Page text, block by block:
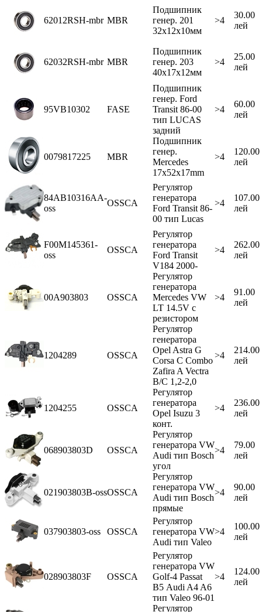
62012RSH-mbr MBR
Подшипник
генер. 201
32x12x10мм
>4
30.00
лей
62032RSH-mbr MBR
Подшипник
генер. 203
40x17x12мм
>4
25.00
лей
95VB10302 FASE
Подшипник
генер. Ford
Transit 86-00
тип LUCAS
задний
>4
60.00
лей
0079817225 MBR
Подшипник
генер.
Mercedes
17x52x17mm
>4
120.00
лей
84AB10316AA-
oss
OSSCA
Регулятор
генератора
Ford Transit 86-
00 тип Lucas
>4
107.00
лей
F00M145361-
oss
OSSCA
Регулятор
генератора
Ford Transit
V184 2000-
>4
262.00
лей
00A903803 OSSCA
Регулятор
генератора
Mercedes VW
LT 14.5V с
резистором
>4
91.00
лей
1204289 OSSCA
Регулятор
генератора
Opel Astra G
Corsa C Combo
Zafira A Vectra
B/C 1,2-2,0
>4
214.00
лей
1204255 OSSCA
Регулятор
генератора
Opel Isuzu 3
конт.
>4
236.00
лей
068903803D OSSCA
Регулятор
генератора VW
Audi тип Bosch
угол
>4
79.00
лей
021903803B-ossOSSCA
Регулятор
генератора VW
Audi тип Bosch
прямые
>4
90.00
лей
037903803-oss OSSCA
Регулятор
генератора VW
Audi тип Valeo
>4
100.00
лей
028903803F OSSCA
Регулятор
генератора VW
Golf-4 Passat
В5 Audi A4 A6
тип Valeo 96-01
>4
124.00
лей
Регулятор